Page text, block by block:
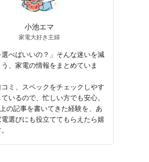
小池エマ
家電大好き主婦
選べばいいの？」そんな迷いを減
う、家電の情報をまとめていま
コミ、スペックをチェックしやす
ているので、忙しい方でも安心。
の記事を書いてきた経験を、あ
電選びにも役立ててもらえたら嬉